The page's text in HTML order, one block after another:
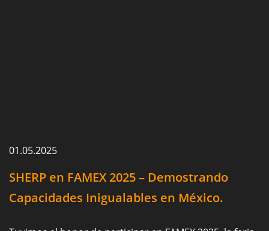
01.05.2025
SHERP en FAMEX 2025 – Demostrando
Capacidades Inigualables en México.